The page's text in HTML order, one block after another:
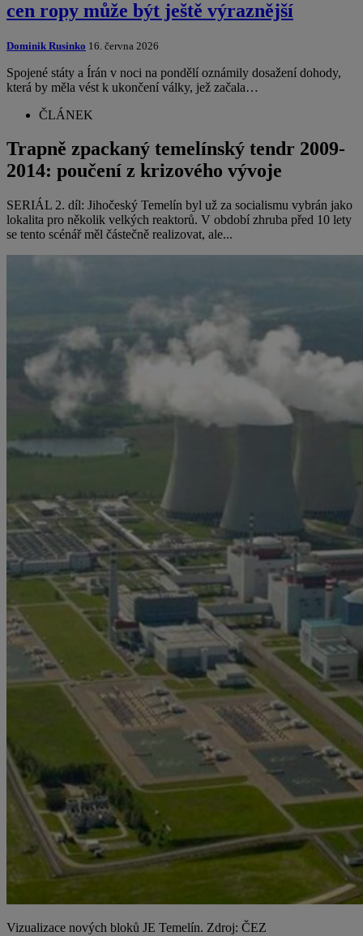
cen ropy může být ještě výraznější
Dominik Rusinko 16. června 2026
Spojené státy a Írán v noci na pondělí oznámily dosažení dohody,
která by měla vést k ukončení války, jež začala…
ČLÁNEK
Trapně zpackaný temelínský tendr 2009-
2014: poučení z krizového vývoje
SERIÁL 2. díl: Jihočeský Temelín byl už za socialismu vybrán jako
lokalita pro několik velkých reaktorů. V období zhruba před 10 lety
se tento scénář měl částečně realizovat, ale...
Vizualizace nových bloků JE Temelín. Zdroj: ČEZ